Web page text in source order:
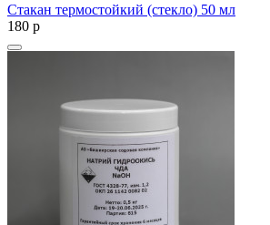
Стакан термостойкий (стекло) 50 мл
180 p